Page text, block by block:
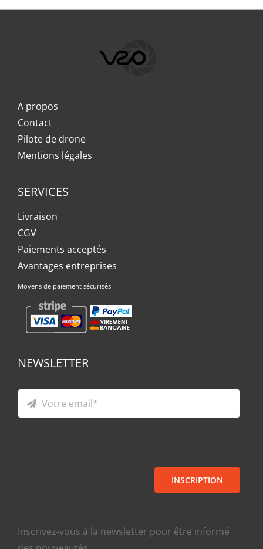
A propos
Contact
Pilote de drone
Mentions légales
SERVICES
Livraison
CGV
Paiements acceptés
Avantages entreprises
Moyens de paiement sécurisés
NEWSLETTER
INSCRIPTION
Inscrivez-vous à la newsletter pour être informé